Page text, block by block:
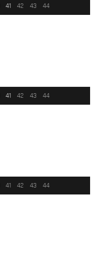
41 42 43 44
41 42 43 44
41 42 43 44